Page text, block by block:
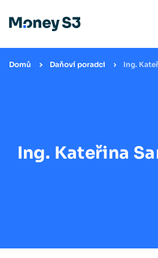
Domů Daňoví poradci Ing.
Ing. Kateřina